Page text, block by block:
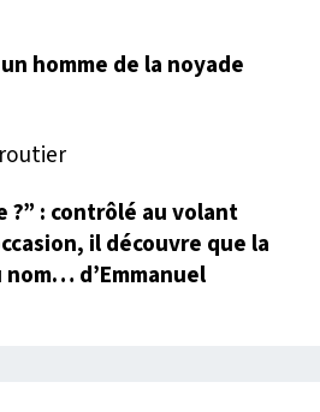
homme de la noyade
?” : contrôlé au volant
il découvre que la
d’Emmanuel